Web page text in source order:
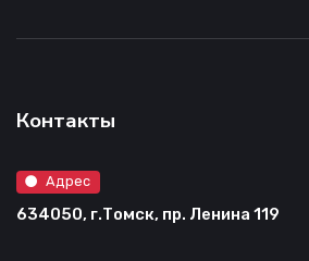
Контакты
Адрес
634050, г.Томск, пр. Ленина 119